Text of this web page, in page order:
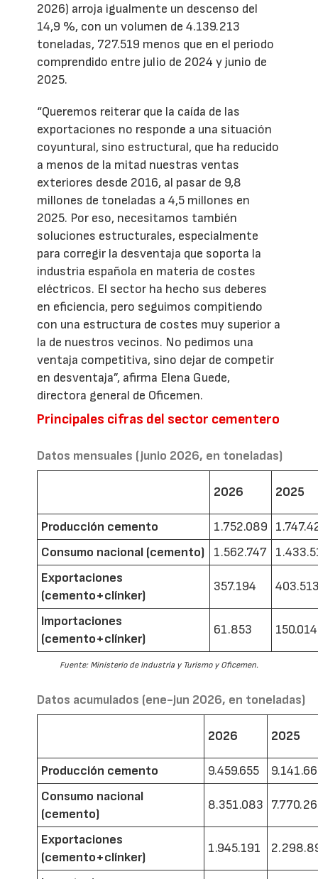
2026) arroja igualmente un descenso del
14,9 %, con un volumen de 4.139.213
toneladas, 727.519 menos que en el periodo
comprendido entre julio de 2024 y junio de
2025.
“Queremos reiterar que la caída de las
exportaciones no responde a una situación
coyuntural, sino estructural, que ha reducido
a menos de la mitad nuestras ventas
exteriores desde 2016, al pasar de 9,8
millones de toneladas a 4,5 millones en
2025. Por eso, necesitamos también
soluciones estructurales, especialmente
para corregir la desventaja que soporta la
industria española en materia de costes
eléctricos. El sector ha hecho sus deberes
en eficiencia, pero seguimos compitiendo
con una estructura de costes muy superior a
la de nuestros vecinos. No pedimos una
ventaja competitiva, sino dejar de competir
en desventaja”, afirma Elena Guede,
directora general de Oficemen.
Principales cifras del sector cementero
Datos mensuales (junio 2026, en toneladas)
2026 2025
Producción cemento 1.752.089
Consumo nacional (cemento)
1.562.747
Exportaciones
(cemento+clínker)
357.194
Importaciones
(cemento+clínker)
61.853 150.014
Fuente: Ministerio de Industria y Turismo y Oficemen.
Datos acumulados (ene-jun 2026, en toneladas)
2026 2025
Producción cemento 9.459.655
Consumo nacional
(cemento)
8.351.083
Exportaciones
(cemento+clínker)
1.945.191